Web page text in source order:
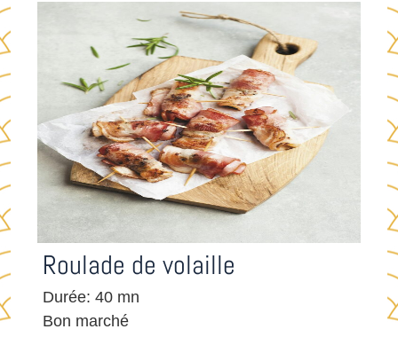
Roulade de volaille
Durée: 40 mn
Bon marché